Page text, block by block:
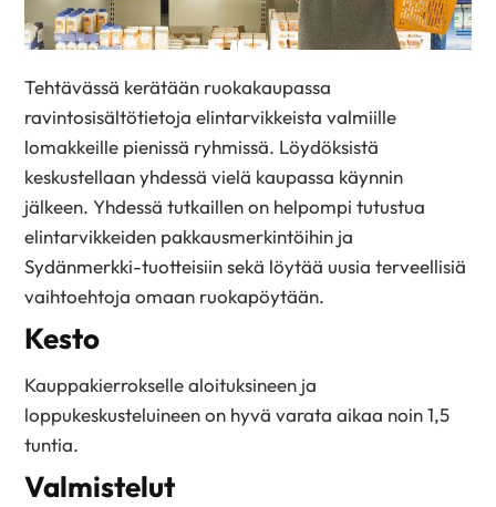
Tehtävässä kerätään ruokakaupassa
ravintosisältötietoja elintarvikkeista valmiille
lomakkeille pienissä ryhmissä. Löydöksistä
keskustellaan yhdessä vielä kaupassa käynnin
jälkeen. Yhdessä tutkaillen on helpompi tutustua
elintarvikkeiden pakkausmerkintöihin ja
Sydänmerkki-tuotteisiin sekä löytää uusia terveellisiä
vaihtoehtoja omaan ruokapöytään.
Kesto
Kauppakierrokselle aloituksineen ja
loppukeskusteluineen on hyvä varata aikaa noin 1,5
tuntia.
Valmistelut